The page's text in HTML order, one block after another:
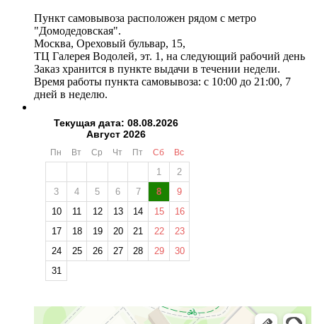
Пункт самовывоза расположен рядом с метро
"Домодедовская".
Москва, Ореховый бульвар, 15,
ТЦ Галерея Водолей, эт. 1, на следующий рабочий день
Заказ хранится в пункте выдачи в течении недели.
Время работы пункта самовывоза: с 10:00 до 21:00, 7
дней в неделю.
Текущая дата: 08.08.2026
Август 2026
Пн Вт Ср Чт Пт Сб Вс
1
2
3
4 5 6 7 8
9
10
11 12 13 14 15
16
17
18 19 20 21 22
23
24
25 26 27 28 29
30
31